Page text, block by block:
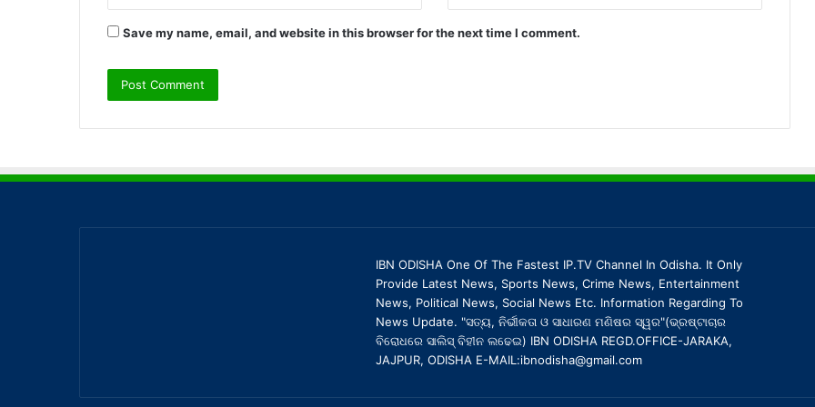
Save my name, email, and website in this browser for the next time I comment.
IBN ODISHA One Of The Fastest IP.TV Channel In Odisha. It Only
Provide Latest News, Sports News, Crime News, Entertainment
News, Political News, Social News Etc. Information Regarding To
News Update. "ସତ୍ୟ, ନିର୍ଭୀକତା ଓ ସାଧାରଣ ମଣିଷର ସ୍ୱର"(ଭ୍ରଷ୍ଟାଚାର
ବିରୋଧରେ ସାଲିସ୍ ବିହୀନ ଲଢେଇ) IBN ODISHA REGD.OFFICE-JARAKA,
JAJPUR, ODISHA E-MAIL:ibnodisha@gmail.com